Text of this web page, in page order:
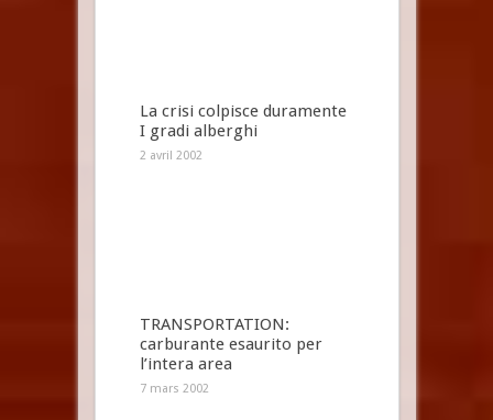
La crisi colpisce duramente
I gradi alberghi
2 avril 2002
TRANSPORTATION:
carburante esaurito per
l’intera area
7 mars 2002